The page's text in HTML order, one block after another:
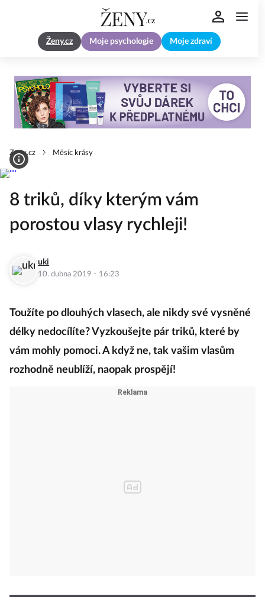
Ženy.cz Moje psychologie Moje zdraví
Zeny.cz Měsíc krásy
8 triků, díky kterým vám
porostou vlasy rychleji!
uki
10. dubna 2019 · 16:23
Toužíte po dlouhých vlasech, ale nikdy své vysněné
délky nedocílíte? Vyzkoušejte pár triků, které by
vám mohly pomoci. A když ne, tak vašim vlasům
rozhodně neublíží, naopak prospějí!